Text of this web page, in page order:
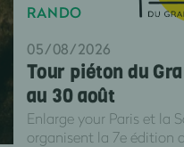
RANDO
05/08/2026
Tour piéton du
au 30 août
Enlarge your Paris et la
organisent la 7e édition